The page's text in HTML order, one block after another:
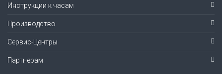
Инструкции к часам
Производство
Сервис-Центры
Партнерам